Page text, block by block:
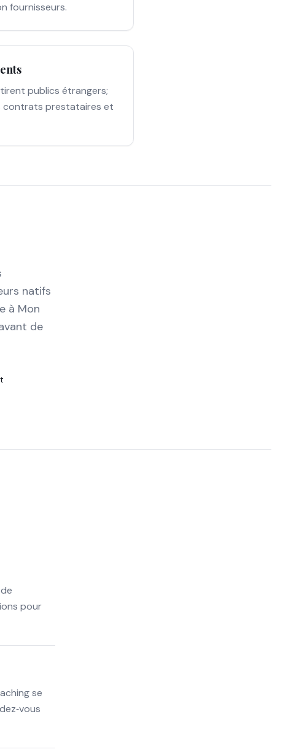
fournisseurs.
publics étrangers;
contrats prestataires et
natifs
à Mon
de
pour
se